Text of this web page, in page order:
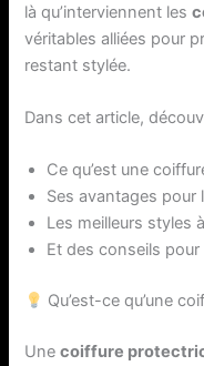
là qu’interviennent les
véritables alliées pour
restant stylée.
Dans cet article,
Ce qu’est une
Ses avantages pour
Les meilleurs styles
Et des conseils
Qu’est-ce qu’une
Unecoiffure